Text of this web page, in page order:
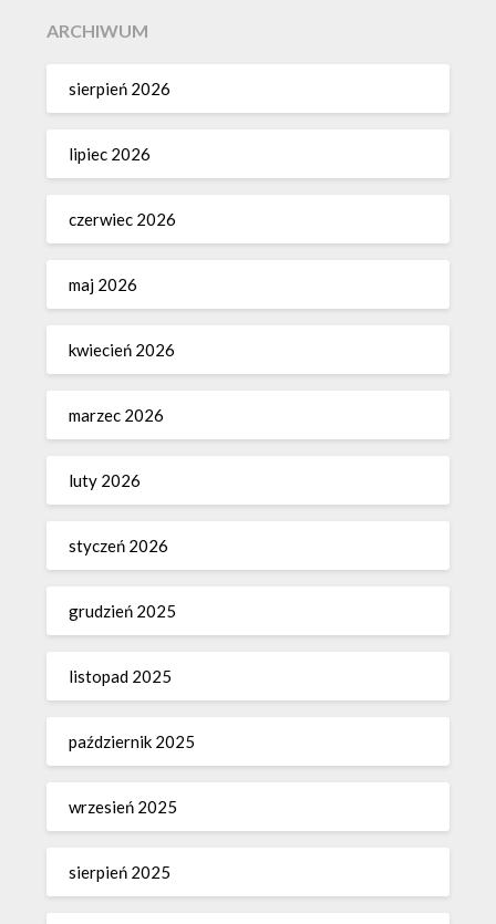
ARCHIWUM
sierpień 2026
lipiec 2026
czerwiec 2026
maj 2026
kwiecień 2026
marzec 2026
luty 2026
styczeń 2026
grudzień 2025
listopad 2025
październik 2025
wrzesień 2025
sierpień 2025